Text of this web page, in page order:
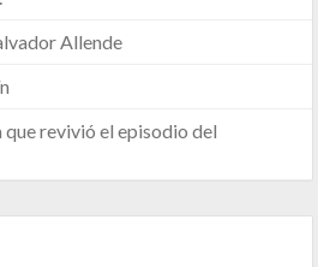
Allende
revivió el episodio del